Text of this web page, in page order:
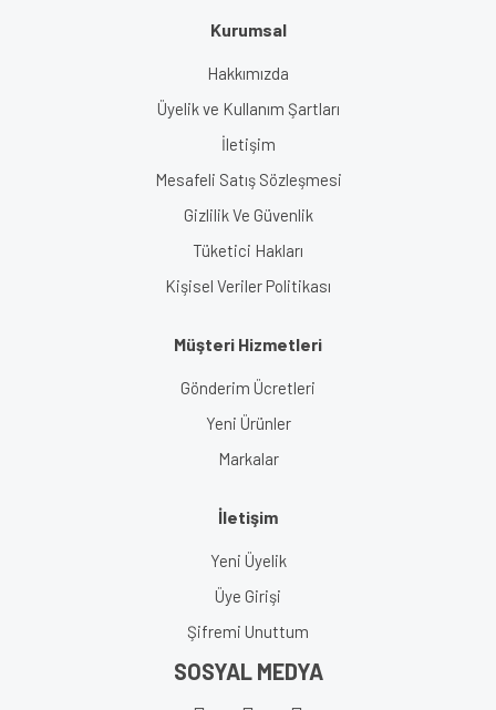
Kurumsal
Hakkımızda
Üyelik ve Kullanım Şartları
İletişim
Mesafeli Satış Sözleşmesi
Gizlilik Ve Güvenlik
Tüketici Hakları
Kişisel Veriler Politikası
Müşteri Hizmetleri
Gönderim Ücretleri
Yeni Ürünler
Markalar
İletişim
Yeni Üyelik
Üye Girişi
Şifremi Unuttum
SOSYAL MEDYA